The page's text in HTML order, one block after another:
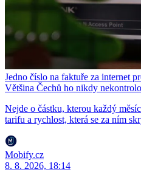
Jedno číslo na faktuře za internet
Většina Čechů ho nikdy
Nejde o částku, kterou každý
tarifu a rychlost, která se za ním
Mobify.cz
8. 8. 2026, 18:14